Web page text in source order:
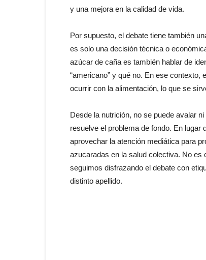
y una mejora en la calidad de vida.
Por supuesto, el debate tiene también
es solo una decisión técnica o
azúcar de caña es también hablar de
“americano” y qué no. En ese
ocurrir con la alimentación, lo que se
Desde la nutrición, no se puede avalar
resuelve el problema de fondo. En lugar
aprovechar la atención mediática para
azucaradas en la salud colectiva. No es
seguimos disfrazando el debate con
distinto apellido.